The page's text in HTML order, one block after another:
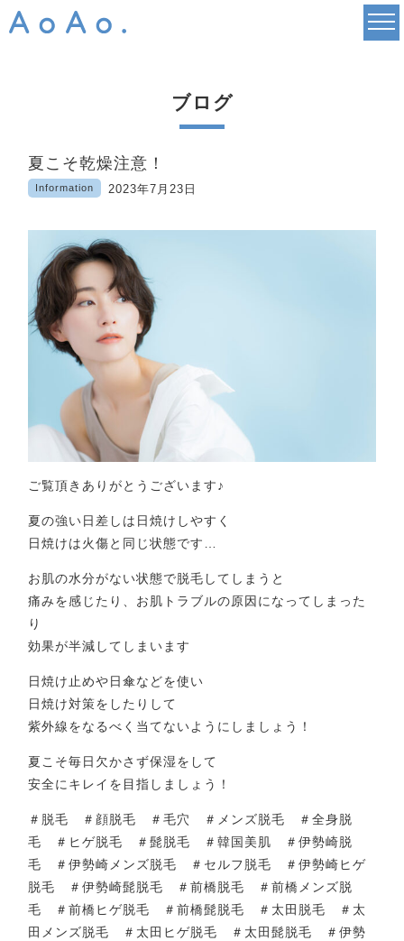
ブログ
夏こそ乾燥注意！
2023年7月23日
Information
ご覧頂きありがとうございます♪
夏の強い日差しは日焼けしやすく
日焼けは火傷と同じ状態です…
お肌の水分がない状態で脱毛してしまうと
痛みを感じたり、お肌トラブルの原因になってしまった
り
効果が半減してしまいます
日焼け止めや日傘などを使い
日焼け対策をしたりして
紫外線をなるべく当てないようにしましょう！
夏こそ毎日欠かさず保湿をして
安全にキレイを目指しましょう！
＃脱毛 ＃顔脱毛 ＃毛穴 ＃メンズ脱毛 ＃全身脱
毛 ＃ヒゲ脱毛 ＃髭脱毛 ＃韓国美肌 ＃伊勢崎脱
毛 ＃伊勢崎メンズ脱毛 ＃セルフ脱毛 ＃伊勢崎ヒゲ
脱毛 ＃伊勢崎髭脱毛 ＃前橋脱毛 ＃前橋メンズ脱
毛 ＃前橋ヒゲ脱毛 ＃前橋髭脱毛 ＃太田脱毛 ＃太
田メンズ脱毛 ＃太田ヒゲ脱毛 ＃太田髭脱毛 ＃伊勢